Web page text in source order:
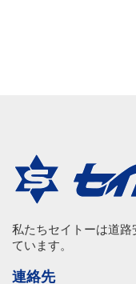
私たちセイトーは道
ています。
連絡先